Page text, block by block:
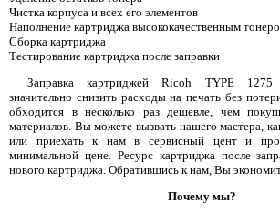
Чистка корпуса и всех его элементов
Наполнение картриджа высококачественным
Сборка картриджа
Тестирование картриджа после заправки
Заправка картриджей Ricoh TYPE 1275
значительно снизить расходы на печать без
обходится в несколько раз дешевле, чем
материалов. Вы можете вызвать нашего мастера,
или приехать к нам в сервисный цент и
минимальной цене. Ресурс картриджа после
нового картриджа. Обратившись к нам, Вы
Почему мы?